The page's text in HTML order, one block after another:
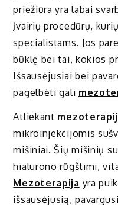
priežiūra yra labai
įvairių procedūrų,
specialistams. Jos
būklę bei tai, kokios
Išsausėjusiai bei
pagelbėti gali
Atliekant
mikroinjekcijomis
mišiniai. Šių mišinių
hialurono rūgštimi,
Mezoterapija yra
išsausėjusią,